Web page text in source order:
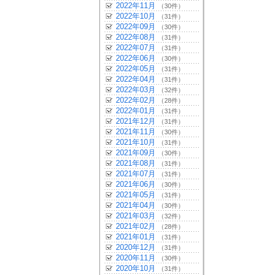
2022年11月 （30件）
2022年10月 （31件）
2022年09月 （30件）
2022年08月 （31件）
2022年07月 （31件）
2022年06月 （30件）
2022年05月 （31件）
2022年04月 （31件）
2022年03月 （32件）
2022年02月 （28件）
2022年01月 （31件）
2021年12月 （31件）
2021年11月 （30件）
2021年10月 （31件）
2021年09月 （30件）
2021年08月 （31件）
2021年07月 （31件）
2021年06月 （30件）
2021年05月 （31件）
2021年04月 （30件）
2021年03月 （32件）
2021年02月 （28件）
2021年01月 （31件）
2020年12月 （31件）
2020年11月 （30件）
2020年10月 （31件）